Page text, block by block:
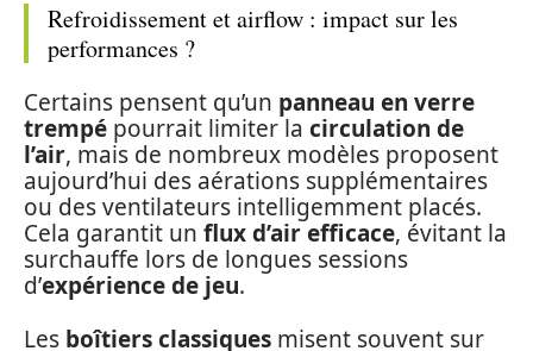
Refroidissement et airflow : impact sur les
performances ?
Certains pensent qu’un panneau en verre
trempé pourrait limiter la circulation de
l’air, mais de nombreux modèles proposent
aujourd’hui des aérations supplémentaires
ou des ventilateurs intelligemment placés.
Cela garantit un flux d’air efficace, évitant la
surchauffe lors de longues sessions
d’expérience de jeu.
Les boîtiers classiques misent souvent sur